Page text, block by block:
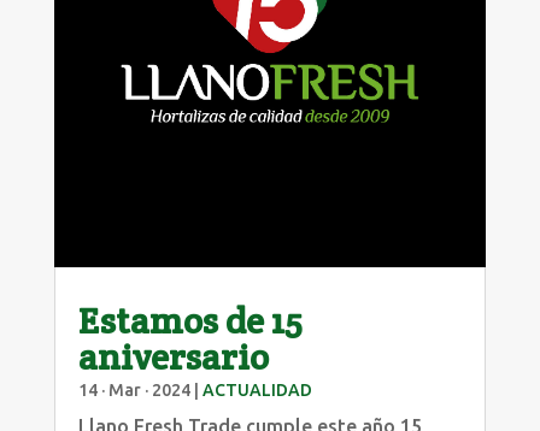
Estamos de 15
aniversario
14 · Mar · 2024| ACTUALIDAD
Llano Fresh Trade cumple este año 15